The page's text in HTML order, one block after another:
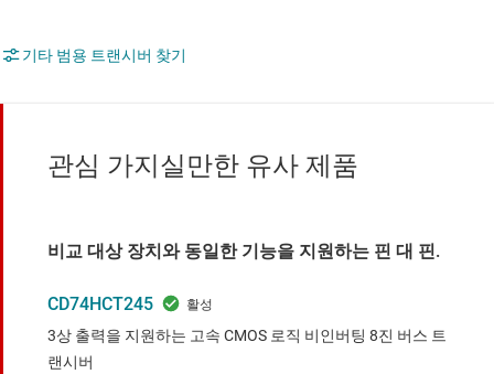
기타 범용 트랜시버 찾기
관심 가지실만한 유사 제품
비교 대상 장치와 동일한 기능을 지원하는 핀 대 핀.
CD74HCT245
3상 출력을 지원하는 고속 CMOS 로직 비인버팅 8진 버스 트
랜시버